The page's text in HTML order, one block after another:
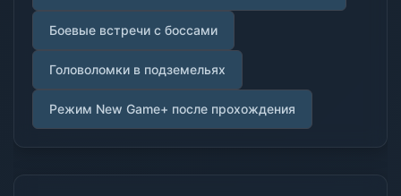
Боевые встречи с боссами
Головоломки в подземельях
Режим New Game+ после прохождения